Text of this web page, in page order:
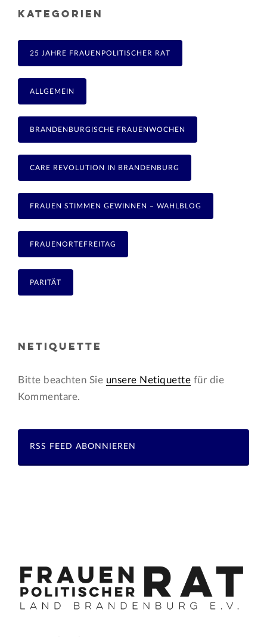
KATEGORIEN
25 JAHRE FRAUENPOLITISCHER RAT
ALLGEMEIN
BRANDENBURGISCHE FRAUENWOCHEN
CARE REVOLUTION IN BRANDENBURG
FRAUEN STIMMEN GEWINNEN – WAHLBLOG
FRAUENORTEFREITAG
PARITÄT
NETIQUETTE
Bitte beachten Sie unsere Netiquette für die
Kommentare.
RSS FEED ABONNIEREN